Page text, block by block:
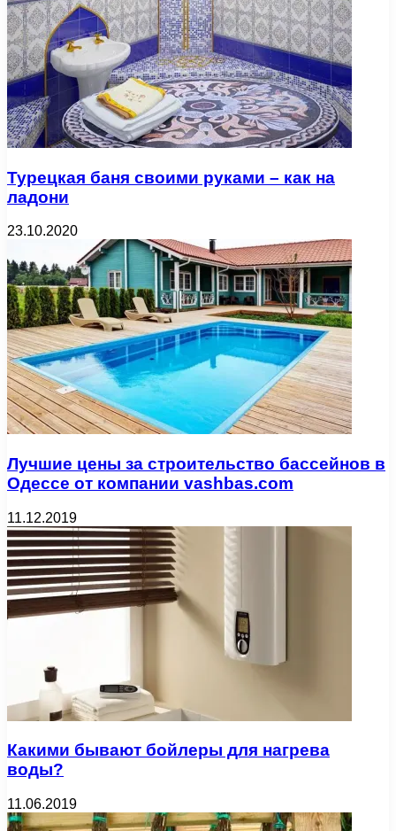
Турецкая баня своими руками – как на
ладони
23.10.2020
Лучшие цены за строительство бассейнов в
Одессе от компании vashbas.com
11.12.2019
Какими бывают бойлеры для нагрева
воды?
11.06.2019